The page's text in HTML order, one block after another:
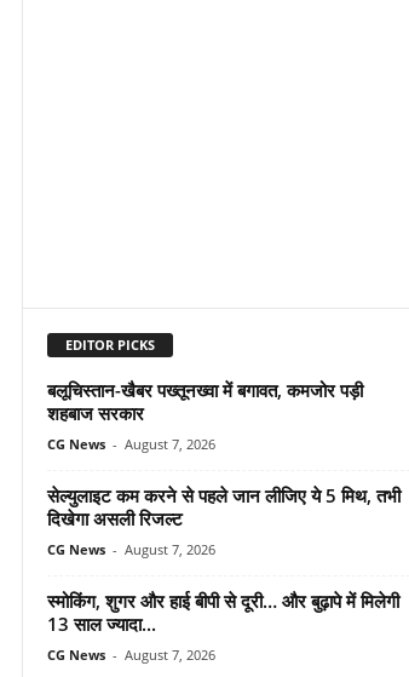
EDITOR PICKS
बलूचिस्तान-खैबर पख्तूनख्वा में बगावत, कमजोर पड़ी
शहबाज सरकार
CG News - August 7, 2026
सेल्युलाइट कम करने से पहले जान लीजिए ये 5 मिथ, तभी
दिखेगा असली रिजल्ट
CG News - August 7, 2026
स्मोकिंग, शुगर और हाई बीपी से दूरी… और बुढ़ापे में मिलेगी
13 साल ज्यादा...
CG News - August 7, 2026